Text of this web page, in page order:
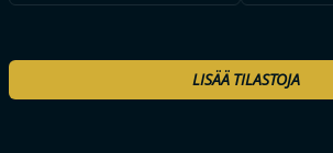
LISÄÄ TILASTOJA